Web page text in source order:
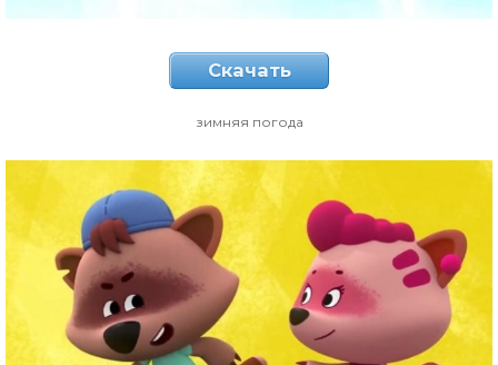
Скачать
зимняя погода